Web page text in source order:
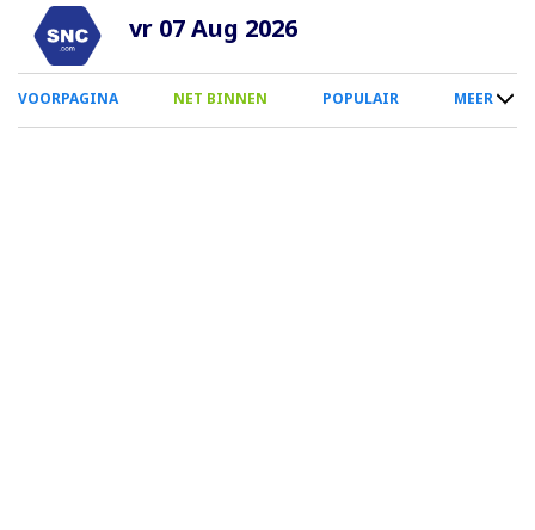
Overslaan
naar
inhoud
vr 07 Aug 2026
0
Smartphone
VOORPAGINA NET BINNEN POPULAIR MEER